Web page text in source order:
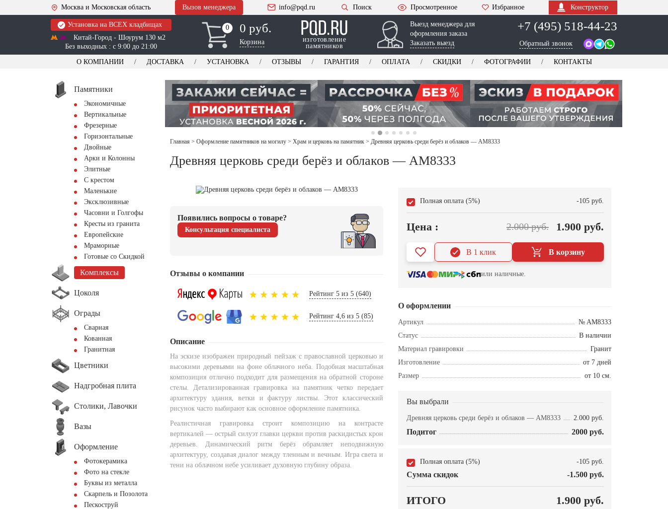
Москва и Московская область Вызов менеджера info@pqd.ru Поиск Просмотренное Избранное Конструктор
Установка на ВСЕХ кладбищах
Китай-Город - Шоурум 130 м2
Без выходных : с 9:00 до 21:00
0
0 0 руб.
Корзина
изготовление
памятников
Выезд менеджера для
оформления заказа
Заказать выезд
+7 (495) 518-44-23
Обратный звонок
О КОМПАНИИ ДОСТАВКА УСТАНОВКА ОТЗЫВЫ ГАРАНТИЯ ОПЛАТА СКИДКИ ФОТОГРАФИИ КОНТАКТЫ
Памятники
Экономичные
Вертикальные
Фрезерные
Горизонтальные
Двойные
Арки и Колонны
Элитные
С крестом
Маленькие
Эксклюзивные
Часовни и Голгофы
Кресты из гранита
Европейские
Мраморные
Готовые со Скидкой
Комплексы
Цоколя
Ограды
Сварная
Кованная
Гранитная
Цветники
Надгробная плита
Столики, Лавочки
Вазы
Оформление
Фотокерамика
Фото на стекле
Буквы из металла
Скарпель и Позолота
Пескоструй
Главная > Оформление памятников на могилу > Храм и церковь на памятник > Древняя церковь среди берёз и облаков — AM8333
Древняя церковь среди берёз и облаков — AM8333
Появились вопросы о товаре?
Консультация специалиста
Отзывы о компании
Рейтинг 5 из 5 (640)
Рейтинг 4,6 из 5 (85)
Описание
На эскизе изображен природный пейзаж с православной церковью и
высокими деревьями на фоне облачного неба. Подобная масштабная
композиция отлично подходит для размещения на обратной стороне
стелы. Детализированная гравировка на памятник четко передает
архитектуру здания, ветки и фактуру листвы. Этот классический
рисунок часто выбирают как основное оформление памятника.
Реалистичная гравировка строит композицию на контрасте
вертикалей — острый силуэт главки церкви против раскидистых крон
деревьев. Динамический ритм берёз обрамляет неподвижную
архитектуру, создавая диалог между тленным и вечным. Игра света и
тени на облачном небе усиливает духовную глубину образа.
Полная оплата (5%) -105 руб.
Цена : 2.000 руб. 1.900 руб.
В корзину
В 1 клик
или наличные.
О оформлении
Артикул
№ AM8333
Статус
В наличии
Материал гравировки
Гранит
Изготовление
от 7 дней
Размер
от 10 см.
Вы выбрали
Древняя церковь среди берёз и облаков — AM8333 2.000 руб.
Подитог 2000 руб.
Полная оплата (5%) -105 руб.
Сумма скидок -1.500 руб.
ИТОГО 1.900 руб.